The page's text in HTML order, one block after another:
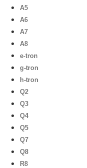
A5
A6
A7
A8
e-tron
g-tron
h-tron
Q2
Q3
Q4
Q5
Q7
Q8
R8